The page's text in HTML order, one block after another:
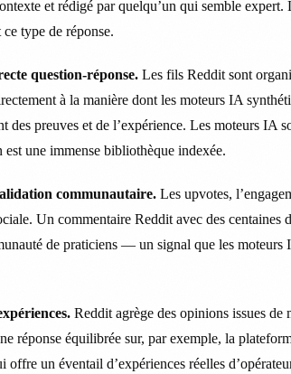
et rédigé par quelqu’un qui semble
type de réponse.
question-réponse. Les fils Reddit sont
à la manière dont les moteurs IA
des preuves et de l’expérience. Les moteurs IA
est une immense bibliothèque indexée.
communautaire. Les upvotes,
Un commentaire Reddit avec des centaines
de praticiens — un signal que les moteurs
Reddit agrège des opinions issues
réponse équilibrée sur, par exemple, la
offre un éventail d’expériences réelles